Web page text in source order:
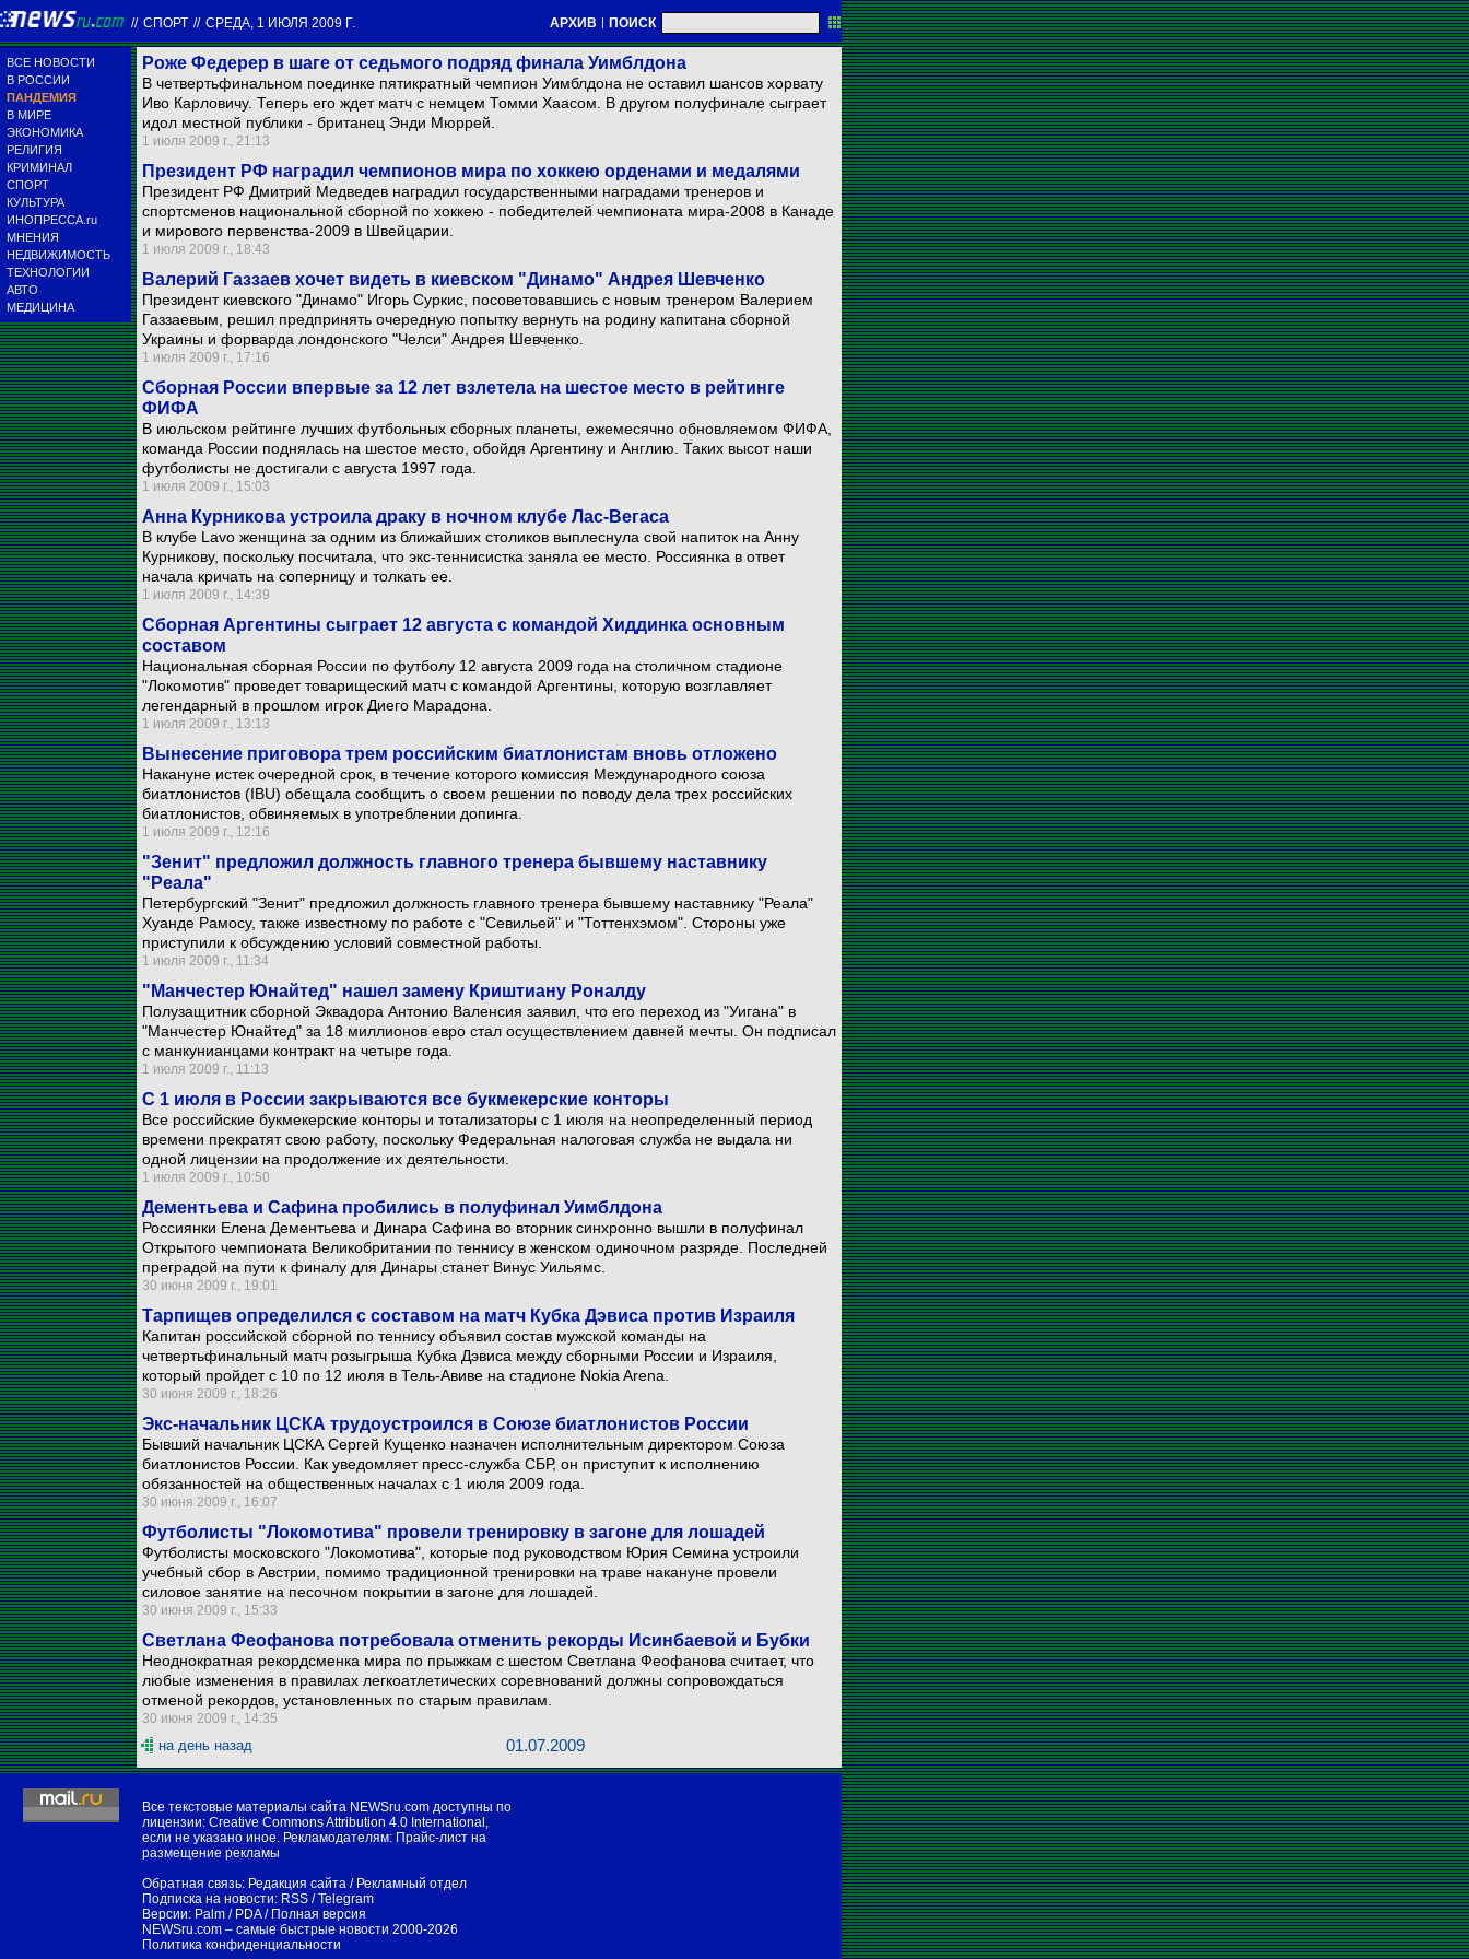
// СПОРТ // СРЕДА, 1 ИЮЛЯ 2009 Г. АРХИВ | ПОИСК
ВСЕ НОВОСТИ
В РОССИИ
ПАНДЕМИЯ
В МИРЕ
ЭКОНОМИКА
РЕЛИГИЯ
КРИМИНАЛ
СПОРТ
КУЛЬТУРА
ИНОПРЕССА.ru
МНЕНИЯ
НЕДВИЖИМОСТЬ
ТЕХНОЛОГИИ
АВТО
МЕДИЦИНА
Роже Федерер в шаге от седьмого подряд финала Уимблдона
В четвертьфинальном поединке пятикратный чемпион Уимблдона не оставил шансов хорвату
Иво Карловичу. Теперь его ждет матч с немцем Томми Хаасом. В другом полуфинале сыграет
идол местной публики - британец Энди Мюррей.
1 июля 2009 г., 21:13
Президент РФ наградил чемпионов мира по хоккею орденами и медалями
Президент РФ Дмитрий Медведев наградил государственными наградами тренеров и
спортсменов национальной сборной по хоккею - победителей чемпионата мира-2008 в Канаде
и мирового первенства-2009 в Швейцарии.
1 июля 2009 г., 18:43
Валерий Газзаев хочет видеть в киевском "Динамо" Андрея Шевченко
Президент киевского "Динамо" Игорь Суркис, посоветовавшись с новым тренером Валерием
Газзаевым, решил предпринять очередную попытку вернуть на родину капитана сборной
Украины и форварда лондонского "Челси" Андрея Шевченко.
1 июля 2009 г., 17:16
Сборная России впервые за 12 лет взлетела на шестое место в рейтинге
ФИФА
В июльском рейтинге лучших футбольных сборных планеты, ежемесячно обновляемом ФИФА,
команда России поднялась на шестое место, обойдя Аргентину и Англию. Таких высот наши
футболисты не достигали с августа 1997 года.
1 июля 2009 г., 15:03
Анна Курникова устроила драку в ночном клубе Лас-Вегаса
В клубе Lavo женщина за одним из ближайших столиков выплеснула свой напиток на Анну
Курникову, поскольку посчитала, что экс-теннисистка заняла ее место. Россиянка в ответ
начала кричать на соперницу и толкать ее.
1 июля 2009 г., 14:39
Сборная Аргентины сыграет 12 августа с командой Хиддинка основным
составом
Национальная сборная России по футболу 12 августа 2009 года на столичном стадионе
"Локомотив" проведет товарищеский матч с командой Аргентины, которую возглавляет
легендарный в прошлом игрок Диего Марадона.
1 июля 2009 г., 13:13
Вынесение приговора трем российским биатлонистам вновь отложено
Накануне истек очередной срок, в течение которого комиссия Международного союза
биатлонистов (IBU) обещала сообщить о своем решении по поводу дела трех российских
биатлонистов, обвиняемых в употреблении допинга.
1 июля 2009 г., 12:16
"Зенит" предложил должность главного тренера бывшему наставнику
"Реала"
Петербургский "Зенит" предложил должность главного тренера бывшему наставнику "Реала"
Хуанде Рамосу, также известному по работе с "Севильей" и "Тоттенхэмом". Стороны уже
приступили к обсуждению условий совместной работы.
1 июля 2009 г., 11:34
"Манчестер Юнайтед" нашел замену Криштиану Роналду
Полузащитник сборной Эквадора Антонио Валенсия заявил, что его переход из "Уигана" в
"Манчестер Юнайтед" за 18 миллионов евро стал осуществлением давней мечты. Он подписал
с манкунианцами контракт на четыре года.
1 июля 2009 г., 11:13
С 1 июля в России закрываются все букмекерские конторы
Все российские букмекерские конторы и тотализаторы с 1 июля на неопределенный период
времени прекратят свою работу, поскольку Федеральная налоговая служба не выдала ни
одной лицензии на продолжение их деятельности.
1 июля 2009 г., 10:50
Дементьева и Сафина пробились в полуфинал Уимблдона
Россиянки Елена Дементьева и Динара Сафина во вторник синхронно вышли в полуфинал
Открытого чемпионата Великобритании по теннису в женском одиночном разряде. Последней
преградой на пути к финалу для Динары станет Винус Уильямс.
30 июня 2009 г., 19:01
Тарпищев определился с составом на матч Кубка Дэвиса против Израиля
Капитан российской сборной по теннису объявил состав мужской команды на
четвертьфинальный матч розыгрыша Кубка Дэвиса между сборными России и Израиля,
который пройдет с 10 по 12 июля в Тель-Авиве на стадионе Nokia Arena.
30 июня 2009 г., 18:26
Экс-начальник ЦСКА трудоустроился в Союзе биатлонистов России
Бывший начальник ЦСКА Сергей Кущенко назначен исполнительным директором Союза
биатлонистов России. Как уведомляет пресс-служба СБР, он приступит к исполнению
обязанностей на общественных началах с 1 июля 2009 года.
30 июня 2009 г., 16:07
Футболисты "Локомотива" провели тренировку в загоне для лошадей
Футболисты московского "Локомотива", которые под руководством Юрия Семина устроили
учебный сбор в Австрии, помимо традиционной тренировки на траве накануне провели
силовое занятие на песочном покрытии в загоне для лошадей.
30 июня 2009 г., 15:33
Светлана Феофанова потребовала отменить рекорды Исинбаевой и Бубки
Неоднократная рекордсменка мира по прыжкам с шестом Светлана Феофанова считает, что
любые изменения в правилах легкоатлетических соревнований должны сопровождаться
отменой рекордов, установленных по старым правилам.
30 июня 2009 г., 14:35
на день назад 01.07.2009
Все текстовые материалы сайта NEWSru.com доступны по
лицензии: Creative Commons Attribution 4.0 International ,
если не указано иное. Рекламодателям: Прайс-лист на
размещение рекламы
Обратная связь: Редакция сайта / Рекламный отдел
Подписка на новости: RSS /Telegram
Версии: Palm / PDA/ Полная версия
NEWSru.com – самые быстрые новости 2000-2026
Политика конфиденциальности